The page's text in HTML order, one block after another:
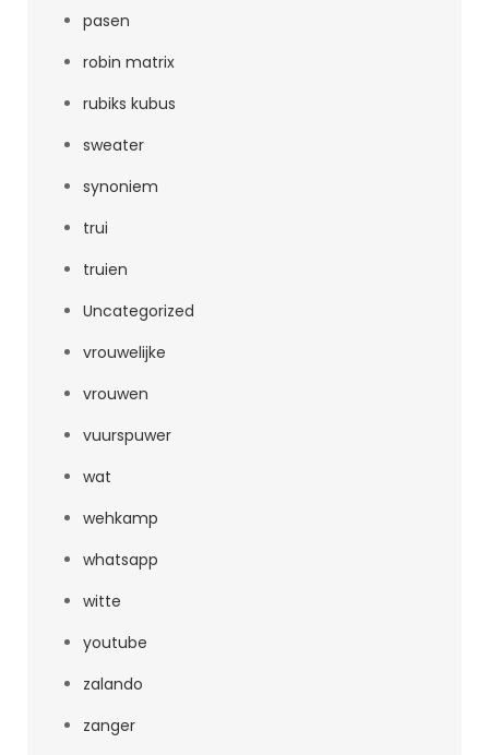
pasen
robin matrix
rubiks kubus
sweater
synoniem
trui
truien
Uncategorized
vrouwelijke
vrouwen
vuurspuwer
wat
wehkamp
whatsapp
witte
youtube
zalando
zanger